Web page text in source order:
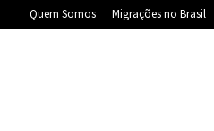
Quem Somos Migrações no Brasil